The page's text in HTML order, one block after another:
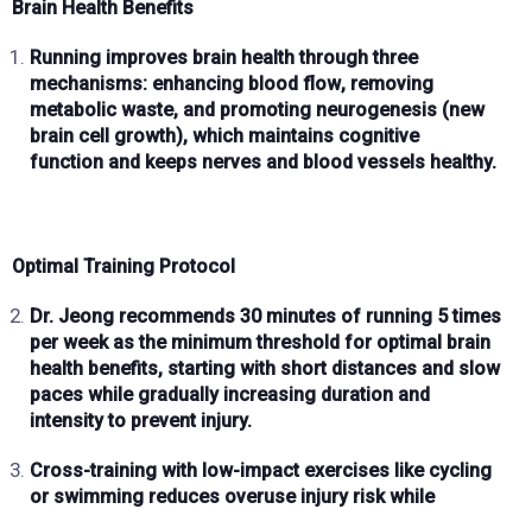
Brain Health Benefits
Running improves brain healththrough three
mechanisms: enhancing blood flow, removing
metabolic waste, and promoting neurogenesis (new
brain cell growth), which maintains cognitive
function and keeps nerves and blood vessels healthy.
Optimal Training Protocol
Dr. Jeong recommends 30 minutes of running 5 times
per weekas the minimum threshold for optimal brain
health benefits, starting with short distances and slow
paces while gradually increasing duration and
intensityto prevent injury.
Cross-training with low-impact exercises like cycling
or swimming reduces overuse injury risk while